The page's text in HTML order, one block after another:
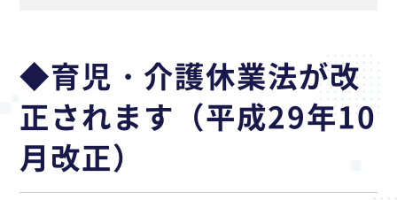
◆育児・介護休業法が改
正されます（平成29年10
月改正）